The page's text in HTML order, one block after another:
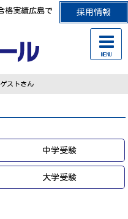
採用情報
格実績広島で
ゲストさん
中学受験
大学受験
MENU